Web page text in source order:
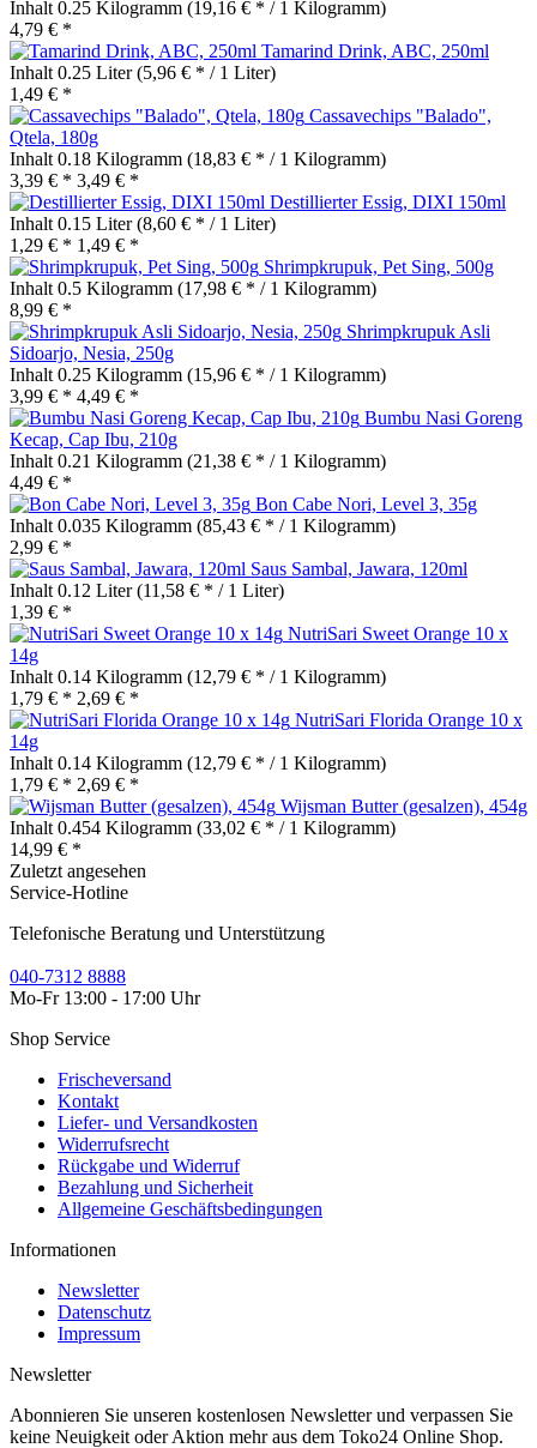
Inhalt 0.25 Kilogramm (19,16 € * / 1 Kilogramm)
4,79 € *
Tamarind Drink, ABC, 250ml
Inhalt 0.25 Liter(5,96 € * / 1 Liter)
1,49 € *
Cassavechips "Balado",
Qtela, 180g
Inhalt 0.18 Kilogramm (18,83 € * / 1 Kilogramm)
3,39 € * 3,49 € *
Destillierter Essig, DIXI 150ml
Inhalt 0.15 Liter(8,60 € * / 1 Liter)
1,29 € * 1,49 € *
Shrimpkrupuk, Pet Sing, 500g
Inhalt 0.5 Kilogramm (17,98 € * / 1 Kilogramm)
8,99 € *
Shrimpkrupuk Asli
Sidoarjo, Nesia, 250g
Inhalt 0.25 Kilogramm (15,96 € * / 1 Kilogramm)
3,99 € * 4,49 € *
Bumbu Nasi Goreng
Kecap, Cap Ibu, 210g
Inhalt 0.21 Kilogramm (21,38 € * / 1 Kilogramm)
4,49 € *
Bon Cabe Nori, Level 3, 35g
Inhalt 0.035 Kilogramm (85,43 € * / 1 Kilogramm)
2,99 € *
Saus Sambal, Jawara, 120ml
Inhalt 0.12 Liter(11,58 € * / 1 Liter)
1,39 € *
NutriSari Sweet Orange 10 x
14g
Inhalt 0.14 Kilogramm (12,79 € * / 1 Kilogramm)
1,79 € * 2,69 € *
NutriSari Florida Orange 10 x
14g
Inhalt 0.14 Kilogramm (12,79 € * / 1 Kilogramm)
1,79 € * 2,69 € *
Wijsman Butter (gesalzen), 454g
Inhalt 0.454 Kilogramm (33,02 € * / 1 Kilogramm)
14,99 € *
Zuletzt angesehen
Service-Hotline
Telefonische Beratung und Unterstützung
040-7312 8888
Mo-Fr 13:00 - 17:00 Uhr
Shop Service
Frischeversand
Kontakt
Liefer- und Versandkosten
Widerrufsrecht
Rückgabe und Widerruf
Bezahlung und Sicherheit
Allgemeine Geschäftsbedingungen
Informationen
Newsletter
Datenschutz
Impressum
Newsletter
Abonnieren Sie unseren kostenlosen Newsletter und verpassen Sie
keine Neuigkeit oder Aktion mehr aus dem Toko24 Online Shop.